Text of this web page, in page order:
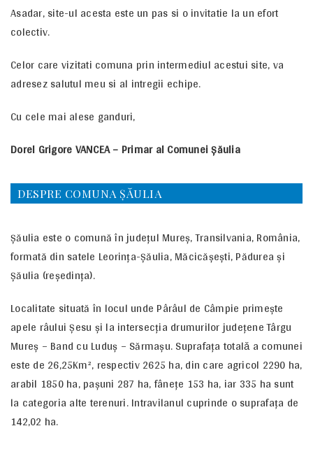
Asadar, site-ul acesta este un pas si o invitatie la un efort
colectiv.
Celor care vizitati comuna prin intermediul acestui site, va
adresez salutul meu si al intregii echipe.
Cu cele mai alese ganduri,
Dorel Grigore VANCEA – Primar al Comunei Șăulia
DESPRE COMUNA ȘĂULIA
Șăulia este o comună în județul Mureș, Transilvania, România,
formată din satele Leorința-Șăulia, Măcicășești, Pădurea și
Șăulia (reședința).
Localitate situată în locul unde Pârâul de Câmpie primește
apele râului Șesu și la intersecția drumurilor județene Târgu
Mureș – Band cu Luduș – Sărmașu. Suprafața totalǎ a comunei
este de 26,25Km², respectiv 2625 ha, din care agricol 2290 ha,
arabil 1850 ha, pașuni 287 ha, fânețe 153 ha, iar 335 ha sunt
la categoria alte terenuri. Intravilanul cuprinde o suprafața de
142,02 ha.